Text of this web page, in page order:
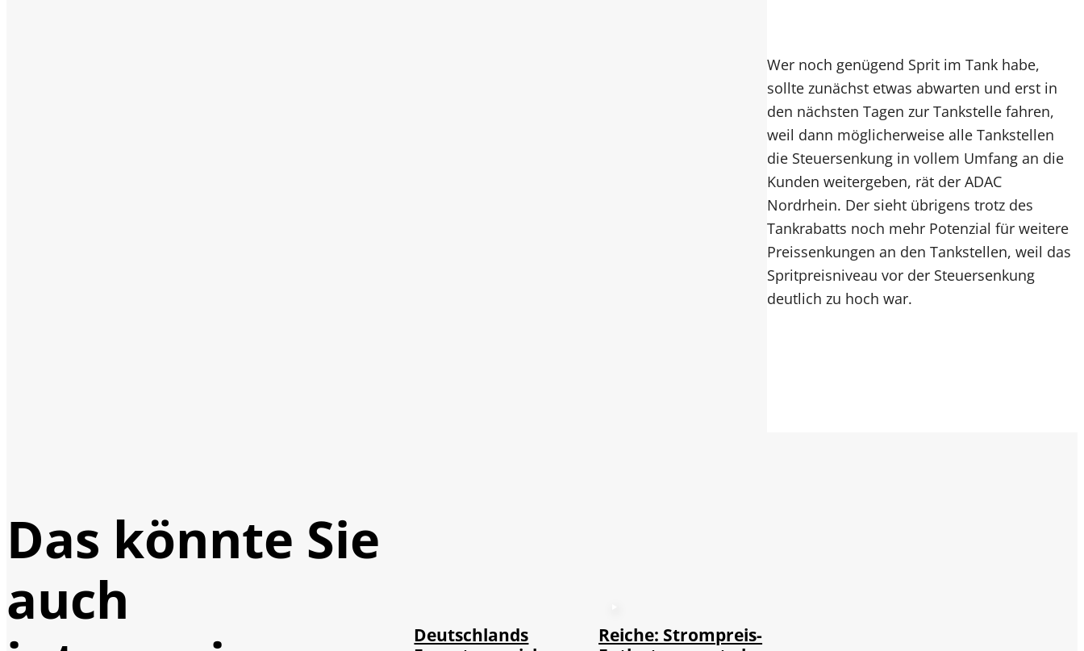
Wer noch genügend Sprit im Tank habe,
sollte zunächst etwas abwarten und erst in
den nächsten Tagen zur Tankstelle fahren,
weil dann möglicherweise alle Tankstellen
die Steuersenkung in vollem Umfang an die
Kunden weitergeben, rät der ADAC
Nordrhein. Der sieht übrigens trotz des
Tankrabatts noch mehr Potenzial für weitere
Preissenkungen an den Tankstellen, weil das
Spritpreisniveau vor der Steuersenkung
deutlich zu hoch war.
Das könnte Sie
auch
Deutschlands
Reiche: Strompreis-